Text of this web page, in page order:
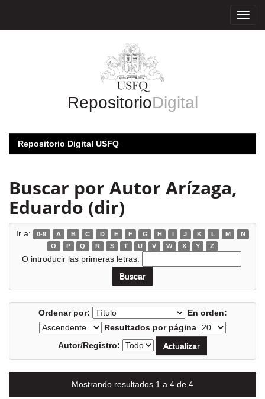
RepositorioDigital
Repositorio Digital USFQ
Buscar por Autor Arízaga,
Eduardo (dir)
Ir a: 0-9 A B C D E F G H I J K L M
N
O
P Q R S T U V W X Y Z
O introducir las primeras letras:
Ordenar por:
En orden:
Resultados por página
Autor/Registro:
Mostrando resultados 1 a 4 de 4